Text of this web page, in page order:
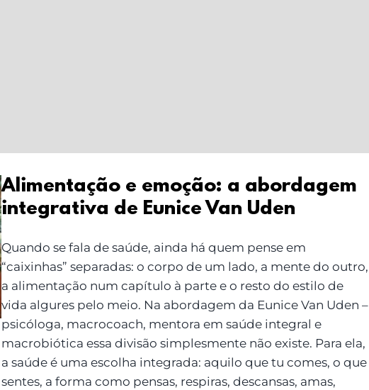
Alimentação e emoção: a abordagem
integrativa de Eunice Van Uden
Quando se fala de saúde, ainda há quem pense em
“caixinhas” separadas: o corpo de um lado, a mente do outro,
a alimentação num capítulo à parte e o resto do estilo de
vida algures pelo meio. Na abordagem da Eunice Van Uden –
psicóloga, macrocoach, mentora em saúde integral e
macrobiótica essa divisão simplesmente não existe. Para ela,
a saúde é uma escolha integrada: aquilo que tu comes, o que
sentes, a forma como pensas, respiras, descansas, amas,